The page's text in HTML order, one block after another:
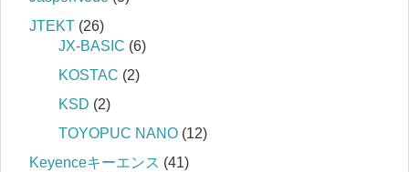
JTEKT (26)
JX-BASIC (6)
KOSTAC (2)
KSD (2)
TOYOPUC NANO (12)
Keyenceキーエンス (41)